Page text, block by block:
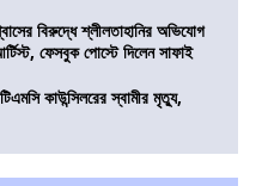
বিরুদ্ধে শ্লীলতাহানির অভিযোগ
ফেসবুক পোস্টে দিলেন সাফাই
কাউন্সিলরের স্বামীর মৃত্যু,